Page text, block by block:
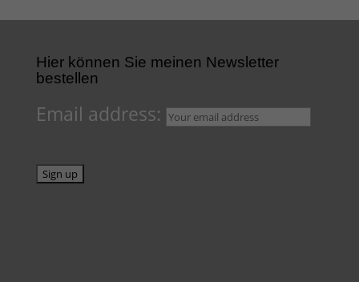
Hier können Sie meinen Newsletter
bestellen
Email address: